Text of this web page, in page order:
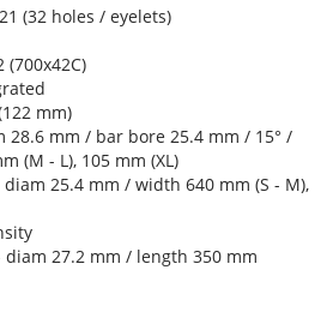
(32 holes / eyelets)
(700x42C)
mm)
28.6 mm / bar bore 25.4 mm / 15° /
(M - L), 105 mm (XL)
diam 25.4 mm / width 640 mm (S - M),
diam 27.2 mm / length 350 mm